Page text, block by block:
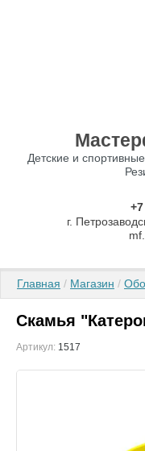
Детские и
г.
Главная / Магазин /
Скамья
Артикул: 1517